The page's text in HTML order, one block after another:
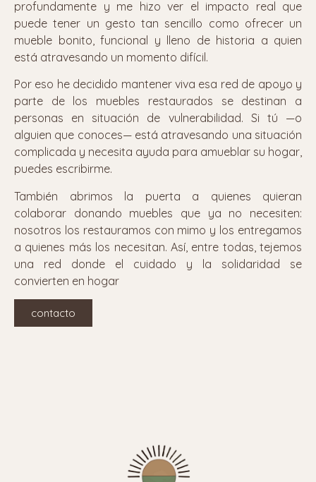
profundamente y me hizo ver el impacto real que
puede tener un gesto tan sencillo como ofrecer un
mueble bonito, funcional y lleno de historia a quien
está atravesando un momento difícil.
Por eso he decidido mantener viva esa red de apoyo y
parte de los muebles restaurados se destinan a
personas en situación de vulnerabilidad. Si tú —o
alguien que conoces— está atravesando una situación
complicada y necesita ayuda para amueblar su hogar,
puedes escribirme.
También abrimos la puerta a quienes quieran
colaborar donando muebles que ya no necesiten:
nosotros los restauramos con mimo y los entregamos
a quienes más los necesitan. Así, entre todas, tejemos
una red donde el cuidado y la solidaridad se
convierten en hogar
contacto